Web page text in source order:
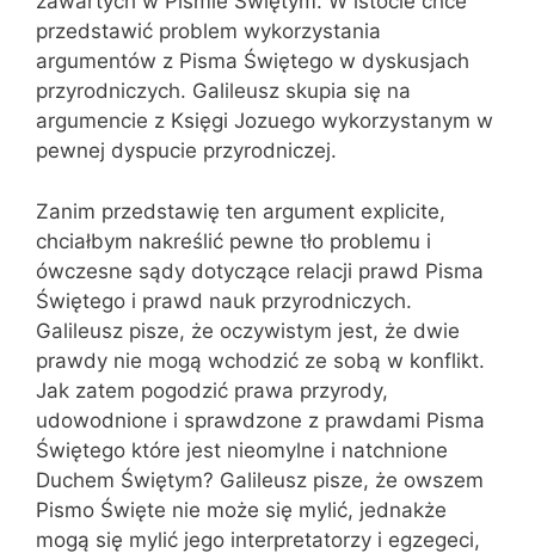
przedstawić problem wykorzystania
argumentów z Pisma Świętego w dyskusjach
przyrodniczych. Galileusz skupia się na
argumencie z Księgi Jozuego wykorzystanym w
pewnej dyspucie przyrodniczej.
Zanim przedstawię ten argument explicite,
chciałbym nakreślić pewne tło problemu i
ówczesne sądy dotyczące relacji prawd Pisma
Świętego i prawd nauk przyrodniczych.
Galileusz pisze, że oczywistym jest, że dwie
prawdy nie mogą wchodzić ze sobą w konflikt.
Jak zatem pogodzić prawa przyrody,
udowodnione i sprawdzone z prawdami Pisma
Świętego które jest nieomylne i natchnione
Duchem Świętym? Galileusz pisze, że owszem
Pismo Święte nie może się mylić, jednakże
mogą się mylić jego interpretatorzy i egzegeci,